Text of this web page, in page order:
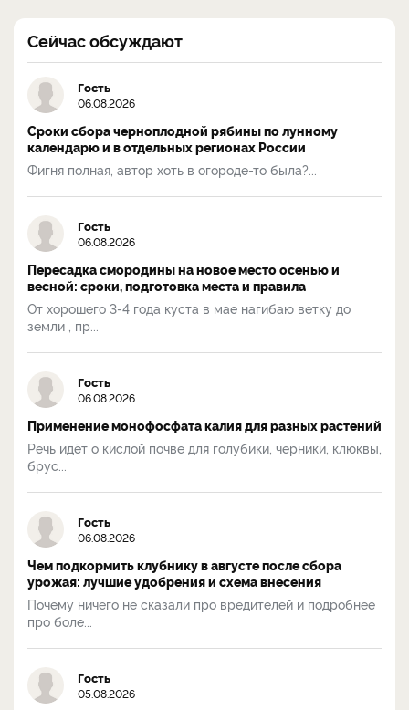
Сейчас обсуждают
Гость
06.08.2026
Сроки сбора черноплодной рябины по лунному
календарю и в отдельных регионах России
Фигня полная, автор хоть в огороде-то была?...
Гость
06.08.2026
Пересадка смородины на новое место осенью и
весной: сроки, подготовка места и правила
От хорошего 3-4 года куста в мае нагибаю ветку до
земли , пр...
Гость
06.08.2026
Применение монофосфата калия для разных растений
Речь идёт о кислой почве для голубики, черники, клюквы,
брус...
Гость
06.08.2026
Чем подкормить клубнику в августе после сбора
урожая: лучшие удобрения и схема внесения
Почему ничего не сказали про вредителей и подробнее
про боле...
Гость
05.08.2026